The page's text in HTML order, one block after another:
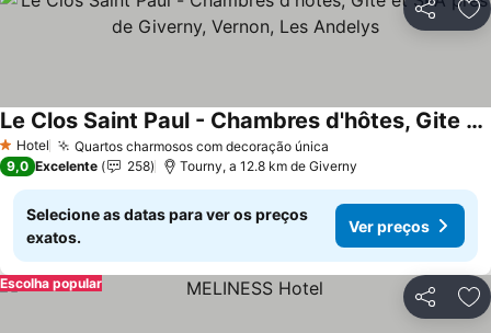
Partilhar
1 Estrelas
Hotel Quartos charmosos com decoração única
Le Clos Saint Paul - Chambres d'hôtes, Gite et SPA près de Giverny, Vernon, Les Andelys
9,0 Excelente 258 Tourny, a 12.8 km de Giverny
Selecione as datas para ver os preços
exatos.
Ver preços
Partilhar
Escolha popular